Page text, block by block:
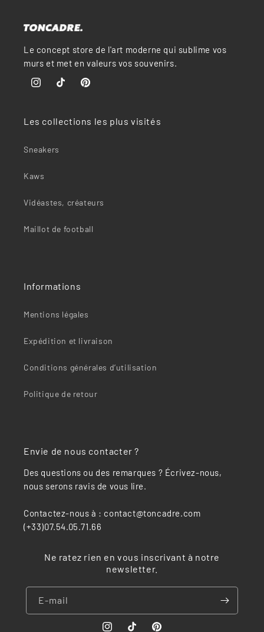
Le concept store de l'art moderne qui sublime vos
murs et met en valeurs vos souvenirs.
InstagramTikTok Pinterest
Les collections les plus visités
Sneakers
Kaws
Vidéastes, créateurs
Maillot de football
Informations
Mentions légales
Expédition et livraison
Conditions générales d’utilisation
Politique de retour
Envie de nous contacter ?
Des questions ou des remarques ? Écrivez-nous,
nous serons ravis de vous lire.
Contactez-nous à : contact@toncadre.com
(+33)07.54.05.71.66
Ne ratez rien en vous inscrivant à notre
newsletter.
E-mail